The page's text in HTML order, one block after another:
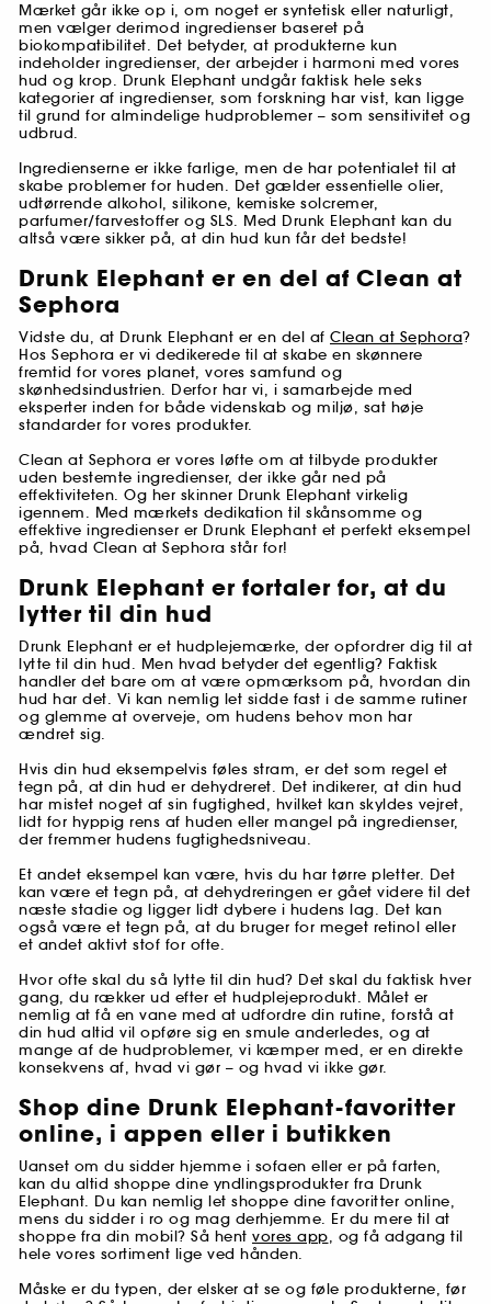
Mærket går ikke op i, om noget er syntetisk eller naturligt,
men vælger derimod ingredienser baseret på
biokompatibilitet. Det betyder, at produkterne kun
indeholder ingredienser, der arbejder i harmoni med vores
hud og krop. Drunk Elephant undgår faktisk hele seks
kategorier af ingredienser, som forskning har vist, kan ligge
til grund for almindelige hudproblemer – som sensitivitet og
udbrud.
Ingredienserne er ikke farlige, men de har potentialet til at
skabe problemer for huden. Det gælder essentielle olier,
udtørrende alkohol, silikone, kemiske solcremer,
parfumer/farvestoffer og SLS. Med Drunk Elephant kan du
altså være sikker på, at din hud kun får det bedste!
Drunk Elephant er en del af Clean at
Sephora
Vidste du, at Drunk Elephant er en del af Clean at Sephora?
Hos Sephora er vi dedikerede til at skabe en skønnere
fremtid for vores planet, vores samfund og
skønhedsindustrien. Derfor har vi, i samarbejde med
eksperter inden for både videnskab og miljø, sat høje
standarder for vores produkter.
Clean at Sephora er vores løfte om at tilbyde produkter
uden bestemte ingredienser, der ikke går ned på
effektiviteten. Og her skinner Drunk Elephant virkelig
igennem. Med mærkets dedikation til skånsomme og
effektive ingredienser er Drunk Elephant et perfekt eksempel
på, hvad Clean at Sephora står for!
Drunk Elephant er fortaler for, at du
lytter til din hud
Drunk Elephant er et hudplejemærke, der opfordrer dig til at
lytte til din hud. Men hvad betyder det egentlig? Faktisk
handler det bare om at være opmærksom på, hvordan din
hud har det. Vi kan nemlig let sidde fast i de samme rutiner
og glemme at overveje, om hudens behov mon har
ændret sig.
Hvis din hud eksempelvis føles stram, er det som regel et
tegn på, at din hud er dehydreret. Det indikerer, at din hud
har mistet noget af sin fugtighed, hvilket kan skyldes vejret,
lidt for hyppig rens af huden eller mangel på ingredienser,
der fremmer hudens fugtighedsniveau.
Et andet eksempel kan være, hvis du har tørre pletter. Det
kan være et tegn på, at dehydreringen er gået videre til det
næste stadie og ligger lidt dybere i hudens lag. Det kan
også være et tegn på, at du bruger for meget retinol eller
et andet aktivt stof for ofte.
Hvor ofte skal du så lytte til din hud? Det skal du faktisk hver
gang, du rækker ud efter et hudplejeprodukt. Målet er
nemlig at få en vane med at udfordre din rutine, forstå at
din hud altid vil opføre sig en smule anderledes, og at
mange af de hudproblemer, vi kæmper med, er en direkte
konsekvens af, hvad vi gør – og hvad vi ikke gør.
Shop dine Drunk Elephant-favoritter
online, i appen eller i butikken
Uanset om du sidder hjemme i sofaen eller er på farten,
kan du altid shoppe dine yndlingsprodukter fra Drunk
Elephant. Du kan nemlig let shoppe dine favoritter online,
mens du sidder i ro og mag derhjemme. Er du mere til at
shoppe fra din mobil? Så hent vores app, og få adgang til
hele vores sortiment lige ved hånden.
Måske er du typen, der elsker at se og føle produkterne, før